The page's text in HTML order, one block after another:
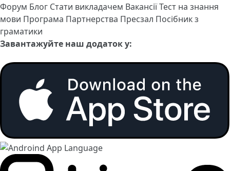
Форум Блог Стати викладачем ВакансіїТест на знання
мови Програма Партнерства Пресзал Посібник з
граматики
Завантажуйте наш додаток у: